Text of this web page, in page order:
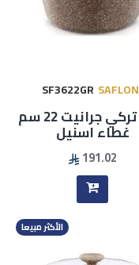
SAFLON
SF3622GR
قدور تركي جرانيت 22 سم
غطاء اسنيل
191.02
الأكثر مبيعا